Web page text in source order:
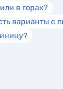
в горах?
варианты с